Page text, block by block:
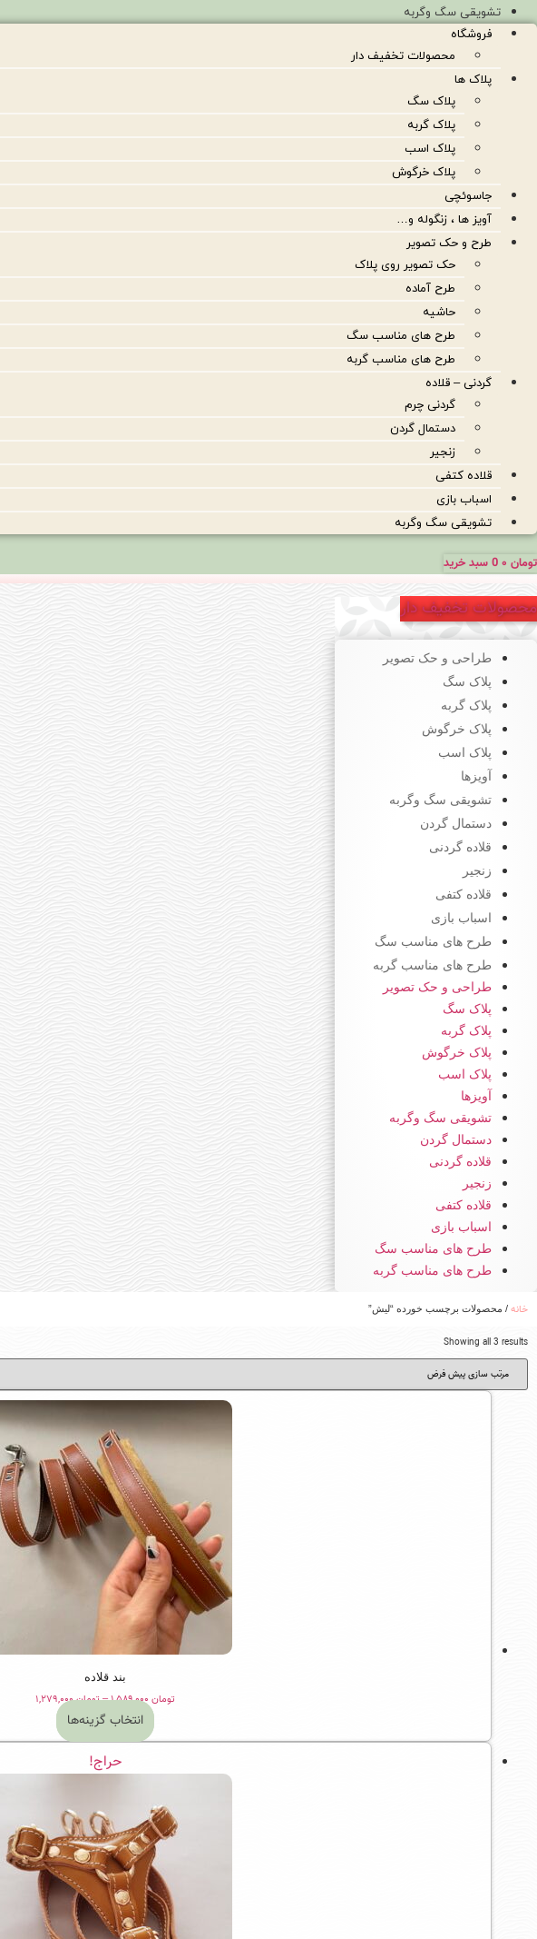
تشویقی سگ وگربه
فروشگاه
محصولات تخفیف دار
پلاک ها
پلاک سگ
پلاک گربه
پلاک اسب
پلاک خرگوش
جاسوئچی
آویز ها ، زنگوله و…
طرح و حک تصویر
حک تصویر روی پلاک
طرح آماده
حاشیه
طرح های مناسب سگ
طرح های مناسب گربه
گردنی – قلاده
گردنی چرم
دستمال گردن
زنجیر
قلاده کتفی
اسباب بازی
تشویقی سگ وگربه
تومان 0 سبد خرید
محصولات تخفیف دار
طراحی و حک تصویر
پلاک سگ
پلاک گربه
پلاک خرگوش
پلاک اسب
آویزها
تشویقی سگ وگربه
دستمال گردن
قلاده گردنی
زنجیر
قلاده کتفی
اسباب بازی
طرح های مناسب سگ
طرح های مناسب گربه
طراحی و حک تصویر
پلاک سگ
پلاک گربه
پلاک خرگوش
پلاک اسب
آویزها
تشویقی سگ وگربه
دستمال گردن
قلاده گردنی
زنجیر
قلاده کتفی
اسباب بازی
طرح های مناسب سگ
طرح های مناسب گربه
خانه / محصولات برچسب خورده “لیش”
Showing all 3 results
بند قلاده
تومان –تومان۱,۲۷۹,۰۰۰
through
انتخاب گزینه‌ها
این
محصول
انواع
مختلفی
می
باشد.
گزینه
ها
حراج!